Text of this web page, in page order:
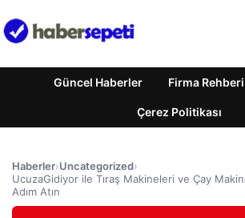
Güncel Haberler Firma Rehberi
Çerez Politikası
Haberler›Uncategorized›
UcuzaGidiyor ile Tıraş Makineleri ve Çay
Adım Atın